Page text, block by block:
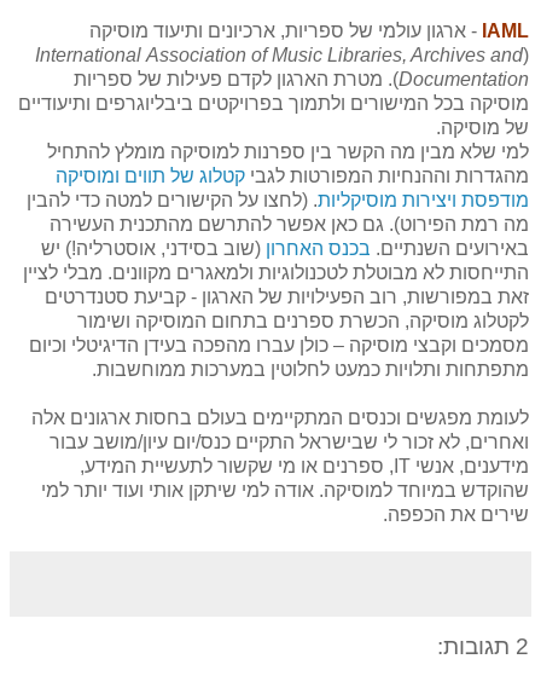
IAML - ארגון עולמי של ספריות, ארכיונים ותיעוד מוסיקה
(
International Association of Music Libraries, Archives and
Documentation). מטרת הארגון לקדם פעילות של ספריות
מוסיקה בכל המישורים ולתמוך בפרויקטים ביבליוגרפים ותיעודיים
של מוסיקה.
למי שלא מבין מה הקשר בין ספרנות למוסיקה מומלץ להתחיל
מהגדרות וההנחיות המפורטות לגבי קטלוג של תווים ומוסיקה
מודפסת ויצירות מוסיקליות. (לחצו על הקישורים למטה כדי להבין
מה רמת הפירוט). גם כאן אפשר להתרשם מהתכנית העשירה
באירועים השנתיים. בכנס האחרון (שוב בסידני, אוסטרליה!) יש
התייחסות לא מבוטלת לטכנולוגיות ולמאגרים מקוונים. מבלי לציין
זאת במפורשות, רוב הפעילויות של הארגון - קביעת סטנדרטים
לקטלוג מוסיקה, הכשרת ספרנים בתחום המוסיקה ושימור
מסמכים וקבצי מוסיקה – כולן עברו מהפכה בעידן הדיגיטלי וכיום
מתפתחות ותלויות כמעט לחלוטין במערכות ממוחשבות.
לעומת מפגשים וכנסים המתקיימים בעולם בחסות ארגונים אלה
ואחרים, לא זכור לי שבישראל התקיים כנס/יום עיון/מושב עבור
מידענים, אנשי IT, ספרנים או מי שקשור לתעשיית המידע,
שהוקדש במיוחד למוסיקה. אודה למי שיתקן אותי ועוד יותר למי
שירים את הכפפה.
2 תגובות: